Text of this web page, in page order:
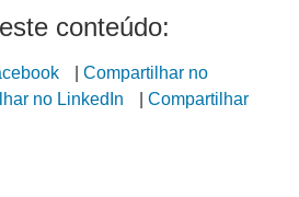
conteúdo:
Compartilhar no
no LinkedIn
Compartilhar